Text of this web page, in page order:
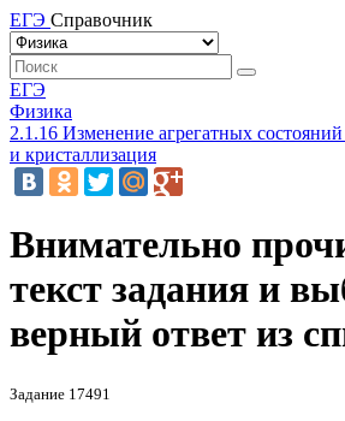
ЕГЭ Справочник
ЕГЭ
Физика
2.1.16 Изменение агрегатных
и кристаллизация
Внимательно
текст задания и
верный ответ из
Задание 17491